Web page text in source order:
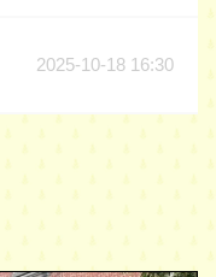
2025-10-18 16:30